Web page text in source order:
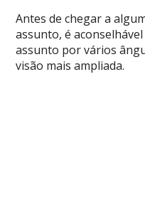
Antes de chegar a
assunto, é
assunto por vários
visão mais ampliada.